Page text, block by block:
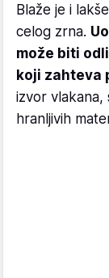
Blaže je i
celog zrna.
može biti
koji zahteva
izvor vlakana,
hranljivih